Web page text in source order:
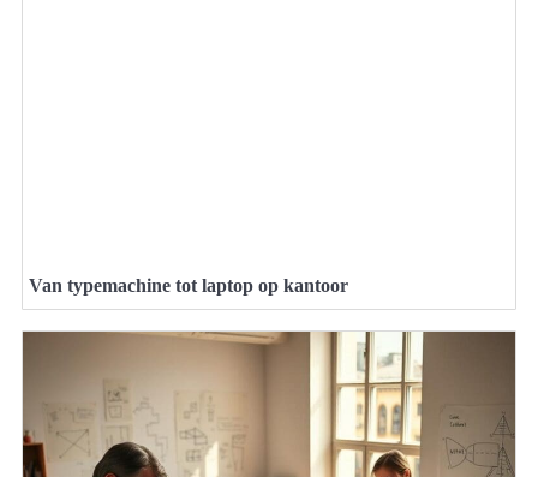
Van typemachine tot laptop op kantoor